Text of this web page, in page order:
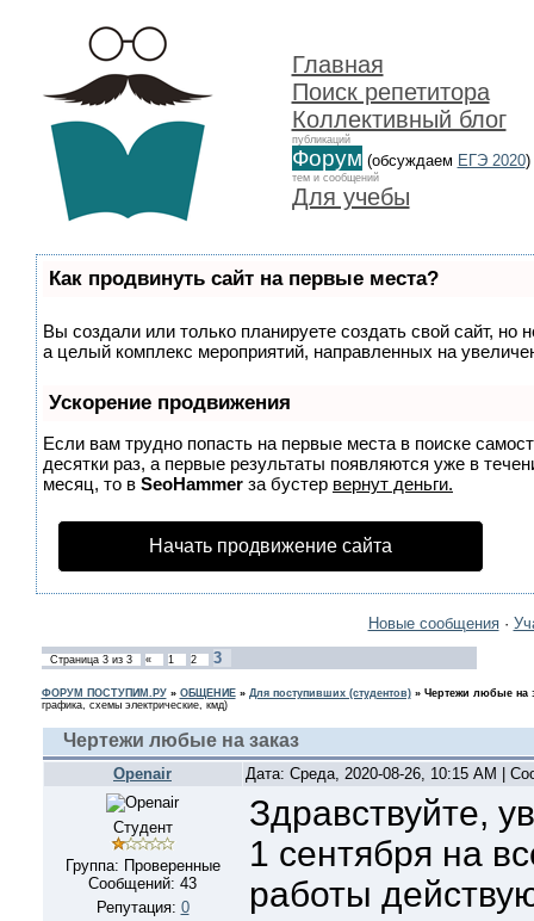
Главная
Поиск репетитора
Коллективный блог
публикаций
Форум (обсуждаем ЕГЭ 2020)
тем и сообщений
Для учебы
Как продвинуть сайт на первые места?
Вы создали или только планируете создать свой сайт, но
а целый комплекс мероприятий, направленных на
Ускорение продвижения
Если вам трудно попасть на первые места в поиске
десятки раз, а первые результаты появляются уже в
месяц, то в SeoHammer за бустер вернут деньги.
Начать продвижение сайта
Новые сообщения·
Страница 3из 3 « 1 2 3
ФОРУМ ПОСТУПИМ.РУ» ОБЩЕНИЕ» Для поступивших (студентов)» Чертежи любые на
графика, схемы электрические, кмд)
Чертежи любые на заказ
Openair Дата: Среда, 2020-08-26, 10:15 AM |
Студент
Группа: Проверенные
Сообщений: 43
Репутация: 0
Здравствуйте,
1 сентября на
работы